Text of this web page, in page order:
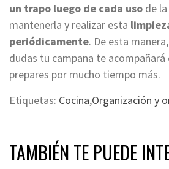
un trapo luego de cada uso de
mantenerla y realizar esta
periódicamente. De esta
dudas tu campana te
prepares por mucho tiempo más.
Etiquetas: Cocina,Organización y
TAMBIÉN TE PUEDE